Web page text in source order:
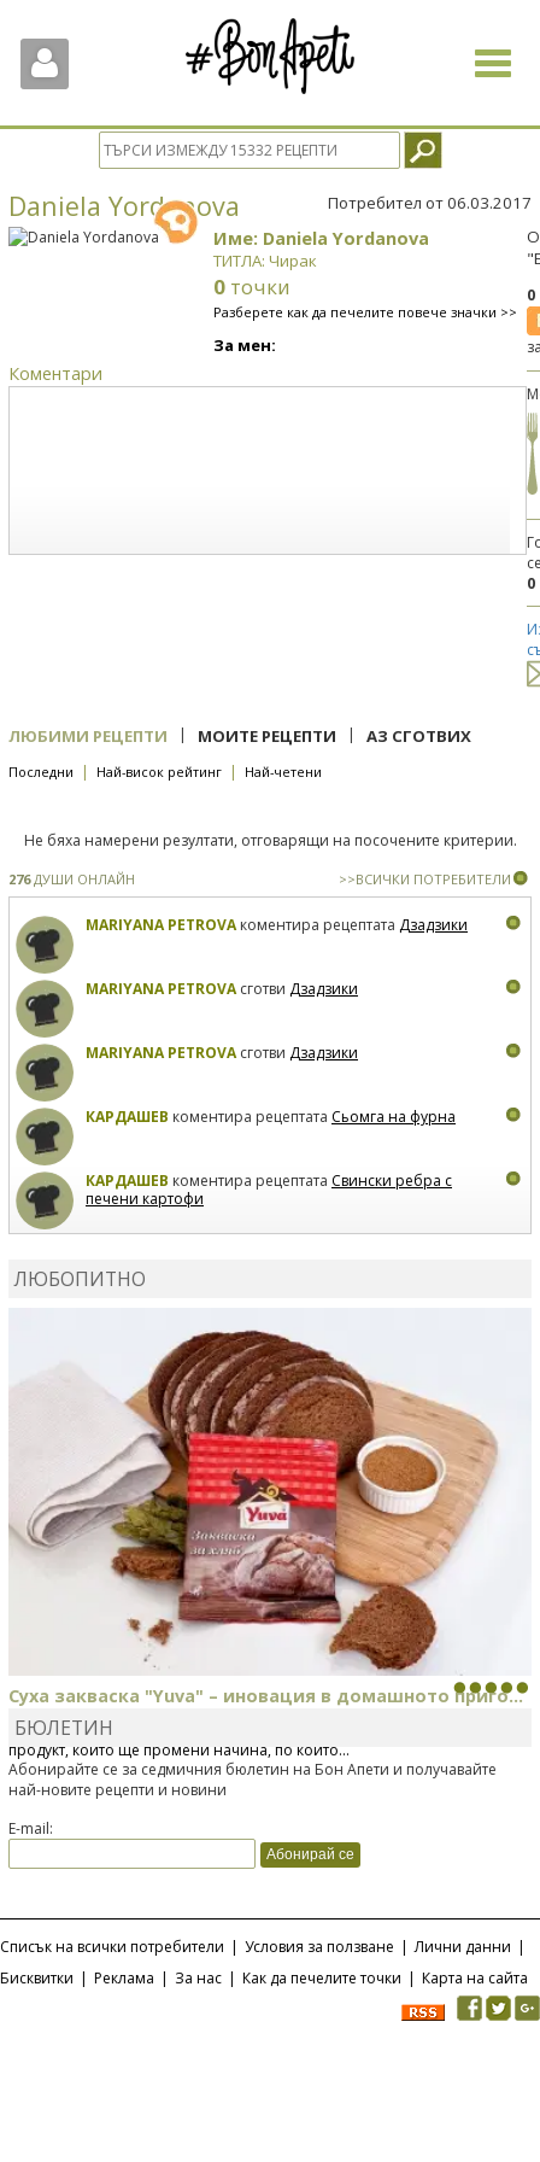
Toggle
Daniela Yordanova Потребител от 06.03.2017
Име: Daniela Yordanova
ТИТЛА: Чирак
0 точки
Разберете как да печелите повече значки >>
За мен:
Коментари
0
ЛЮБИМИ РЕЦЕПТИ | МОИТЕ РЕЦЕПТИ | АЗ СГОТВИХ
Последни | Най-висок рейтинг | Най-четени
Не бяха намерени резултати, отговарящи на посочените критерии.
276ДУШИ ОНЛАЙН >>ВСИЧКИ ПОТРЕБИТЕЛИ
MARIYANA PETROVAкоментира рецептата Дзадзики
MARIYANA PETROVAсготви Дзадзики
MARIYANA PETROVAсготви Дзадзики
КАРДАШЕВ коментира рецептата Сьомга на фурна
КАРДАШЕВ коментира рецептата Свински ребра с
печени картофи
ЛЮБОПИТНО
Суха закваска "Yuva" – иновация в домашното приго...
Отскоро Лесафр България стартира предлагането на изцяло нов
продукт, който ще промени начина, по който...
БЮЛЕТИН
Абонирайте се за седмичния бюлетин на Бон Апети и получавайте
най-новите рецепти и новини
E-mail:
Списък на всички потребители | Условия за ползване | Лични данни |
Бисквитки | Реклама | За нас | Как да печелите точки | Карта на сайта